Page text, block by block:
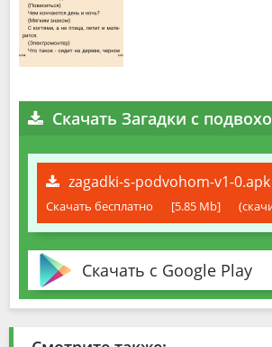
Скачать Загадки с
zagadki-s-podvohom-v1-0.apk
Скачать бесплатно [5.85 Mb]
Скачать с Google Play